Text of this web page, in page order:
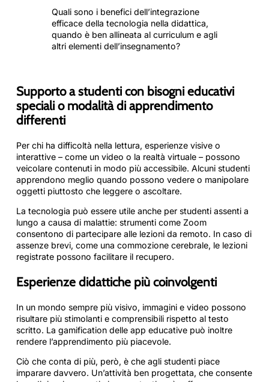
Quali sono i benefici dell’integrazione
efficace della tecnologia nella didattica,
quando è ben allineata al curriculum e agli
altri elementi dell’insegnamento?
Supporto a studenti con bisogni educativi
speciali o modalità di apprendimento
differenti
Per chi ha difficoltà nella lettura, esperienze visive o
interattive – come un video o la realtà virtuale – possono
veicolare contenuti in modo più accessibile. Alcuni studenti
apprendono meglio quando possono vedere o manipolare
oggetti piuttosto che leggere o ascoltare.
La tecnologia può essere utile anche per studenti assenti a
lungo a causa di malattie: strumenti come Zoom
consentono di partecipare alle lezioni da remoto. In caso di
assenze brevi, come una commozione cerebrale, le lezioni
registrate possono facilitare il recupero.
Esperienze didattiche più coinvolgenti
In un mondo sempre più visivo, immagini e video possono
risultare più stimolanti e comprensibili rispetto al testo
scritto. La gamification delle app educative può inoltre
rendere l’apprendimento più piacevole.
Ciò che conta di più, però, è che agli studenti piace
imparare davvero. Un’attività ben progettata, che consente